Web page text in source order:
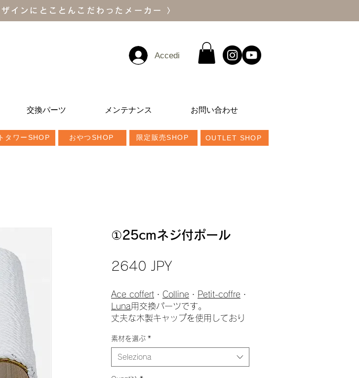
インにとことんこだわったメーカー 〉
Accedi
交換パーツ メンテナンス お問い合わせ
タワーSHOP おやつSHOP 限定販売SHOP OUTLET SHOP
①25cmネジ付ポール
2640 JPYPrezzo
Ace coffert ・ Colline ・ Petit-coffre ・
Luna 用交換パーツです。
丈夫な木製キャップを使用しており
素材について
「麻縄」・・・自然な風合いの人気
素材を選ぶ *
Seleziona